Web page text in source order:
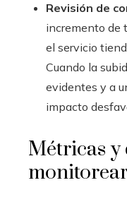
Revisión de
incremento de
el servicio
Cuando la
evidentes y a
impacto
Métricas y